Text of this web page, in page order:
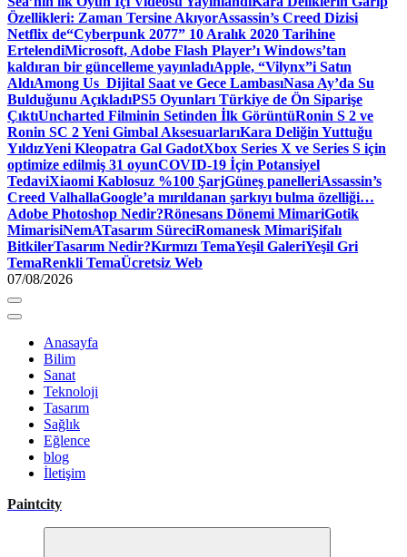
Özellikleri: Zaman Tersine AkıyorAssassin’s Creed Dizisi
Netflix de“Cyberpunk 2077” 10 Aralık 2020 Tarihine
ErtelendiMicrosoft, Adobe Flash Player’ı Windows’tan
kaldıran bir güncelleme yayınladıApple, “Vilynx”i Satın
AldıAmong Us Dijital Saat ve Gece LambasıNasa Ay’da Su
Bulduğunu AçıkladıPS5 Oyunları Türkiye de Ön Siparişe
ÇıktıUncharted Filminin Setinden İlk GörüntüRonin S 2 ve
Ronin SC 2 Yeni Gimbal AksesuarlarıKara Deliğin Yuttuğu
YıldızYeni Kleopatra Gal GadotXbox Series X ve Series S için
optimize edilmiş 31 oyunCOVID-19 İçin Potansiyel
TedaviXiaomi Kablosuz %100 ŞarjGüneş panelleriAssassin’s
Creed ValhallaGoogle’a mırıldanan şarkıyı bulma özelliği…
Adobe Photoshop Nedir?Rönesans Dönemi MimariGotik
MimarisiNemATasarım SüreciRomanesk MimariŞifalı
BitkilerTasarım Nedir?Kırmızı TemaYeşil GaleriYeşil Gri
TemaRenkli TemaÜcretsiz Web
07/08/2026
Anasayfa
Bilim
Sanat
Teknoloji
Tasarım
Sağlık
Eğlence
blog
İletişim
Paintcity